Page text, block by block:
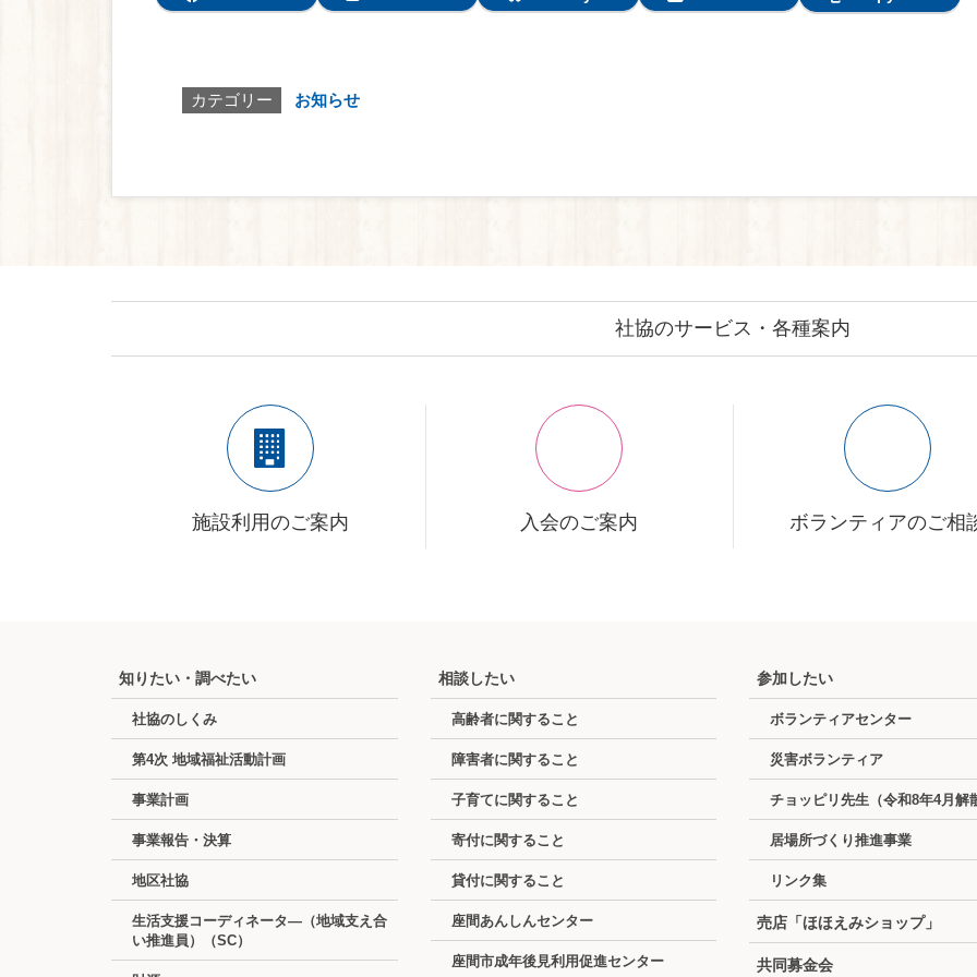
カテゴリー お知らせ
社協のサービス・各種案内
施設利用のご案内 入会のご案内 ボランティアのご相
知りたい・調べたい
社協のしくみ
第4次 地域福祉活動計画
事業計画
事業報告・決算
地区社協
生活支援コーディネータ―（地域支え合
い推進員）（SC）
相談したい
高齢者に関すること
障害者に関すること
子育てに関すること
寄付に関すること
貸付に関すること
座間あんしんセンター
座間市成年後見利用促進センター
参加したい
ボランティアセンター
災害ボランティア
チョッピリ先生（令和8年4月解
居場所づくり推進事業
リンク集
売店「ほほえみショップ」
共同募金会